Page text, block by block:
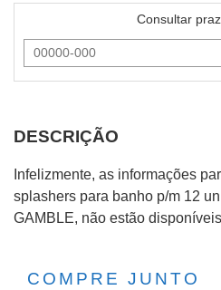
Consultar
DESCRIÇÃO
Infelizmente, as informações
splashers para banho p/m 12
GAMBLE, não estão
COMPRE JUNTO